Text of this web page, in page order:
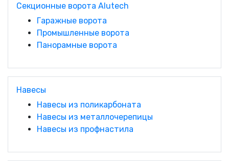
Секционные ворота Alutech
Гаражные ворота
Промышленные ворота
Панорамные ворота
Навесы
Навесы из поликарбоната
Навесы из металлочерепицы
Навесы из профнастила